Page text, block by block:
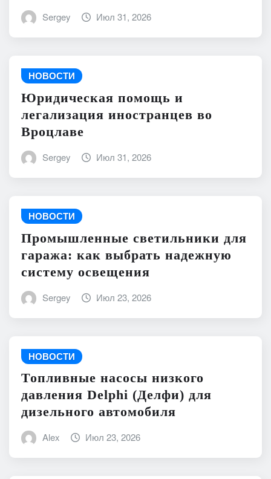
Sergey Июл 31, 2026
НОВОСТИ
Юридическая помощь и
легализация иностранцев во
Вроцлаве
Sergey Июл 31, 2026
НОВОСТИ
Промышленные светильники для
гаража: как выбрать надежную
систему освещения
Sergey Июл 23, 2026
НОВОСТИ
Топливные насосы низкого
давления Delphi (Делфи) для
дизельного автомобиля
Alex Июл 23, 2026